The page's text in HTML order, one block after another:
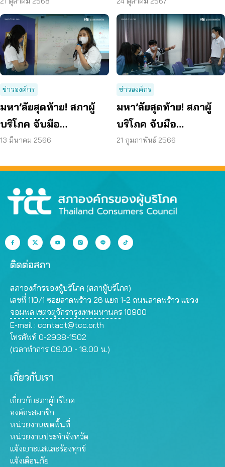
Consumer Protection
Resolve Cross-Border
Consumer Disputes
ข่าวองค์กร
มหา’ลัยสุดท้าย! สภาผู้
บริโภค จับมือ
มรภ.นครสวรรค์ จัด
การสื่อสารสำหรับคนรุ่น
ใหม่”
13 มีนาคม 2566
ข่าวองค์กร
มหา’ลัยสุดท้าย! สภาผู้
บริโภค จับมือ
มหาวิทยาลัยที่ 9
พัฒนานวัตกรรมการ
สื่อสารสำหรับคนรุ่น
ใหม่”
21 กุมภาพันธ์ 2566
ติดต่อสภา
สภาองค์กรของผู้บริโภค (สภาผู้บริโภค)
เลขที่ 110/1 ซอยลาดพร้าว 26 แยก 1-2 ถนนลาดพร้าว แขวง
จอมพล เขตจตุจักรกรุงเทพมหานคร 10900
E-mail : contact@tcc.or.th
โทรศัพท์ 0-2938-1502
(เวลาทำการ 09.00 - 18.00 น.)
เกี่ยวกับเรา
เกี่ยวกับสภาผู้บริโภค
องค์กรสมาชิก
หน่วยงานเขตพื้นที่
หน่วยงานประจำจังหวัด
แจ้งเบาะแสและร้องทุกข์
แจ้งเตือนภัย